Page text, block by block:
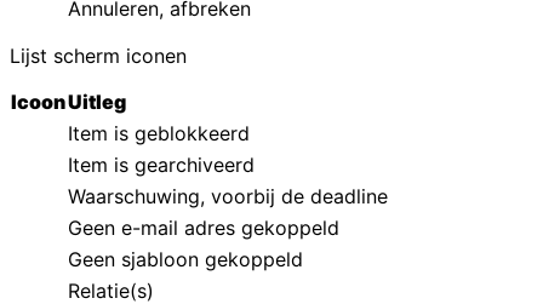
Annuleren, afbreken
Lijst scherm iconen
IcoonUitleg
Item is geblokkeerd
Item is gearchiveerd
Waarschuwing, voorbij de deadline
Geen e-mail adres gekoppeld
Geen sjabloon gekoppeld
Relatie(s)